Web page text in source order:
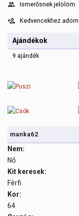
Ismerősnek jelölöm
Kedvencekhez adom
Ajándékok
9 ajándék
manka62
Nem:
Nő
Kit keresek:
Férfi
Kor:
64